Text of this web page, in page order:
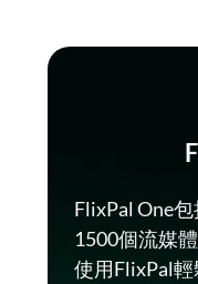
FlixPal One
1500個流媒
使用FlixPal